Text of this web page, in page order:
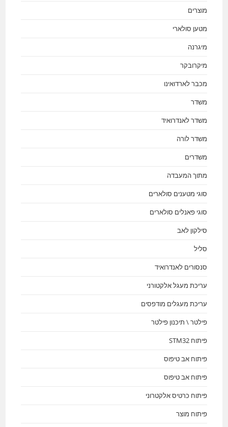
מוצרים
מטען סולארי
מיגרנה
מיקרובקר
מכבר לארדואינו
משדר
משדר לאנדרואיד
משדר לורה
משדרים
מתוך המעבדה
סוגי מטענים סולארים
סוגי פאנלים סולארים
סילקון לאב
סליל
סנסורים לאנדרואיד
עריכת מעגל אלקטורני
עריכת מעגלים מודפסים
פילטר \ תיכנון פילטר
פיתוח STM32
פיתוח אב טיפוס
פיתוח אב טיפוס
פיתוח כרטיס אלקטרוני
פיתוח מוצר